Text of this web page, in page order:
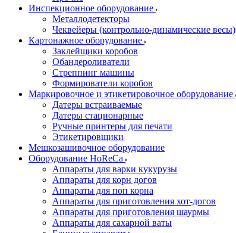
Инспекционное оборудование
Металлодетекторы
Чеквейеры (контрольно-динамические весы)
Картонажное оборудование
Заклейщики коробов
Обандероливатели
Стреппинг машины
Формирователи коробов
Маркировочное и этикетировочное оборудование
Датеры встраиваемые
Датеры стационарные
Ручные принтеры для печати
Этикетировщики
Мешкозашивочное оборудование
Оборудование HoReCa
Аппараты для варки кукурузы
Аппараты для корн догов
Аппараты для поп корна
Аппараты для приготовления хот-догов
Аппараты для приготовления шаурмы
Аппараты для сахарной ваты